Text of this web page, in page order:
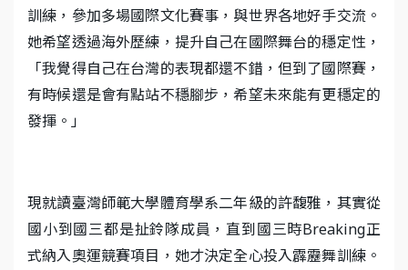
訓練，參加多場國際文化賽事，與世界各地好手交流。
她希望透過海外歷練，提升自己在國際舞台的穩定性，
「我覺得自己在台灣的表現都還不錯，但到了國際賽，
有時候還是會有點站不穩腳步，希望未來能有更穩定的
發揮。」
現就讀臺灣師範大學體育學系二年級的許馥雅，其實從
國小到國三都是扯鈴隊成員，直到國三時Breaking正
式納入奧運競賽項目，她才決定全心投入霹靂舞訓練。